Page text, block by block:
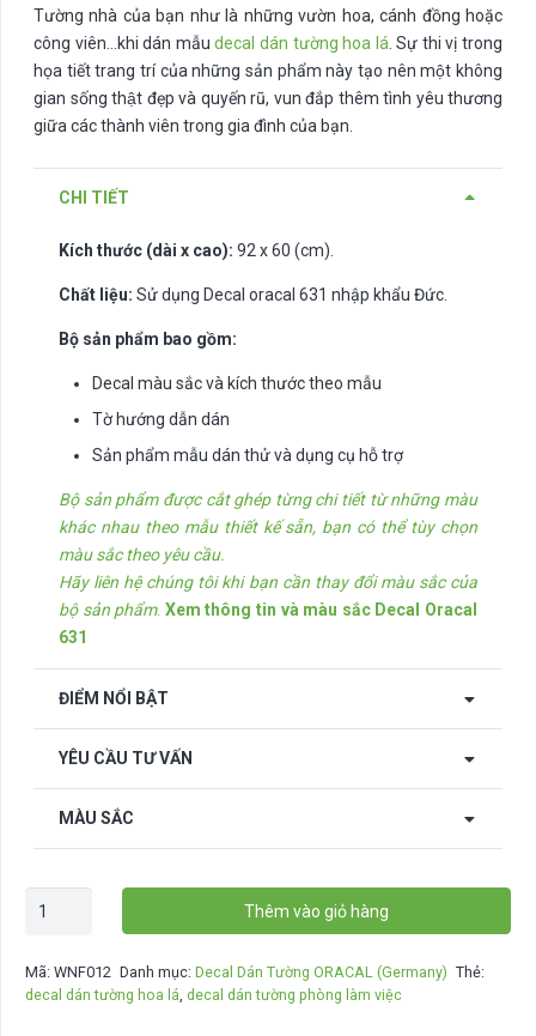
Tường nhà của bạn như là những vườn hoa, cánh đồng hoặc
công viên…khi dán mẫudecal dán tường hoa lá. Sự thi vị trong
họa tiết trang trí của những sản phẩm này tạo nên một không
gian sống thật đẹp và quyến rũ, vun đắp thêm tình yêu thương
giữa các thành viên trong gia đình của bạn.
CHI TIẾT
Kích thước (dài x cao): 92 x 60 (cm).
Chất liệu: Sử dụng Decal oracal 631 nhập khẩu Đức.
Bộ sản phẩm bao gồm:
Decal màu sắc và kích thước theo mẫu
Tờ hướng dẫn dán
Sản phẩm mẫu dán thử và dụng cụ hỗ trợ
Bộ sản phẩm được cắt ghép từng chi tiết từ những màu
khác nhau theo mẫu thiết kế sẵn, bạn có thể tùy chọn
màu sắc theo yêu cầu.
Hãy liên hệ chúng tôi khi bạn cần thay đổi màu sắc của
bộ sản phẩm. Xem thông tin và màu sắc Decal Oracal
631
ĐIỂM NỔI BẬT
YÊU CẦU TƯ VẤN
MÀU SẮC
Decal
Hoa
Thêm vào giỏ hàng
Mã: WNF012 Danh mục:Decal Dán Tường ORACAL (Germany) Thẻ:
decal dán tường hoa lá decal dán tường phòng làm việc